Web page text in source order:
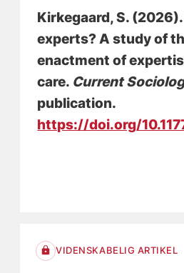
Kirkegaard, S.
experts? A study of
enactment of
care. Current
publication.
https://doi.org/
VIDENSKABELIG ARTIKEL